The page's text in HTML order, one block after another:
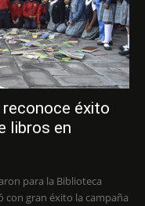
éxito
libros en
para la Biblioteca